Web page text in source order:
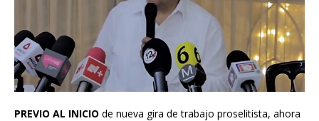
PREVIO AL INICIO de nueva gira de trabajo proselitista, ahora